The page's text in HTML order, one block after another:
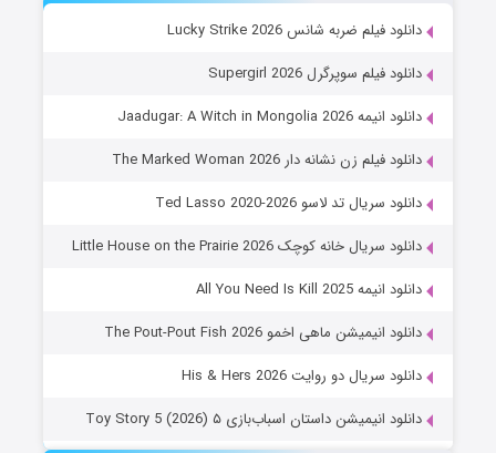
دانلود فیلم ضربه شانس Lucky Strike 2026
دانلود فیلم سوپرگرل Supergirl 2026
دانلود انیمه Jaadugar: A Witch in Mongolia 2026
دانلود فیلم زن نشانه دار The Marked Woman 2026
دانلود سریال تد لاسو Ted Lasso 2020-2026
دانلود سریال خانه کوچک Little House on the Prairie 2026
دانلود انیمه All You Need Is Kill 2025
دانلود انیمیشن ماهی اخمو The Pout-Pout Fish 2026
دانلود سریال دو روایت His & Hers 2026
دانلود انیمیشن داستان اسباب‌بازی ۵ Toy Story 5 (2026)